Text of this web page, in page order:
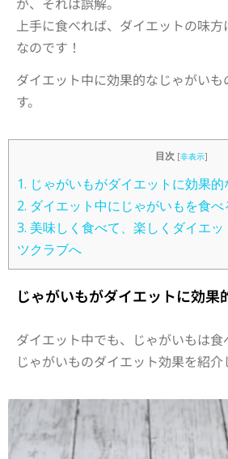
上手に食べれば、ダイエットの味
なのです！
ダイエット中に効果的なじゃがい
す。
目次 [非表示]
1. じゃがいもがダイエットに効果的
2. ダイエット中にじゃがいもを食
3. 美味しく食べて、楽しくダイエ
ツクラブへ
じゃがいもがダイエットに効果
ダイエット中でも、じゃがいもは
じゃがいものダイエット効果を紹介